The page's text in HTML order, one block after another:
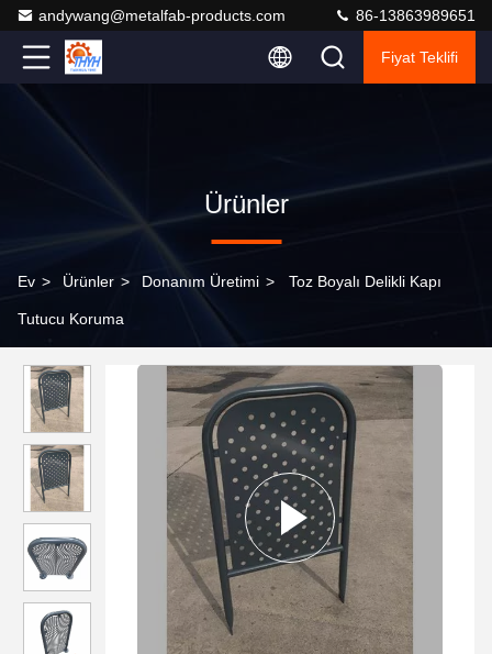
andywang@metalfab-products.com 86-13863989651
Fiyat Teklifi
Ürünler
Ev > Ürünler > Donanım Üretimi > Toz Boyalı Delikli Kapı
Tutucu Koruma